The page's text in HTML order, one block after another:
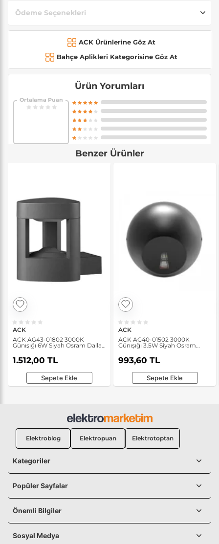
Ödeme Seçenekleri
ACK Ürünlerine Göz At
Bahçe Aplikleri Kategorisine Göz At
Ürün Yorumları
Ortalama Puan
Benzer Ürünler
ACK
ACK AG43-01802 3000K
Günışığı 6W Siyah Osram Dallas
WLA Bahçe Duvar Apliği
1.512,00 TL
Sepete Ekle
ACK
ACK AG40-01502 3000K
Günışığı 3.5W Siyah Osram
Norma A Bahçe Duvar Apliği
993,60 TL
Sepete Ekle
Elektroblog Elektropuan Elektrotoptan
Kategoriler
Popüler Sayfalar
Önemli Bilgiler
Sosyal Medya